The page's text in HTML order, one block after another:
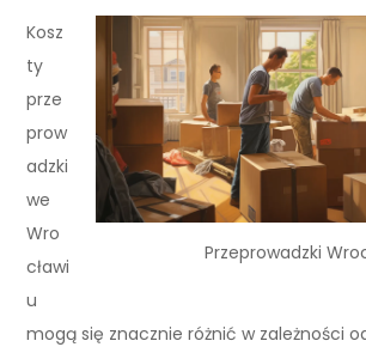
Przeprowadzki
Kosz
ty
prze
prow
adzki
we
Wro
cławi
u
mogą się znacznie różnić w zależności